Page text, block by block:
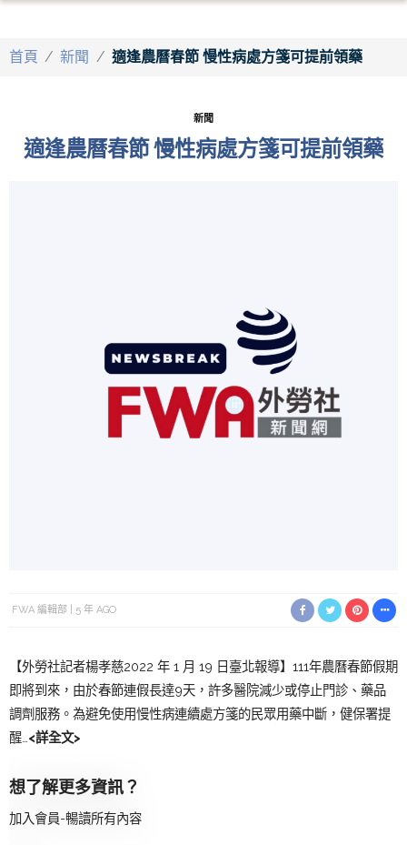
首頁 / 新聞 / 適逢農曆春節 慢性病處方箋可提前領藥
新聞
適逢農曆春節 慢性病處方箋可提前領藥
FWA 編輯部 5 年 AGO
【外勞社記者楊孝慈2022 年 1 月 19 日臺北報導】111年農曆春節假期
即將到來，由於春節連假長達9天，許多醫院減少或停止門診、藥品
調劑服務。為避免使用慢性病連續處方箋的民眾用藥中斷，健保署提
醒… <詳全文>
想了解更多資訊？
加入會員-暢讀所有內容